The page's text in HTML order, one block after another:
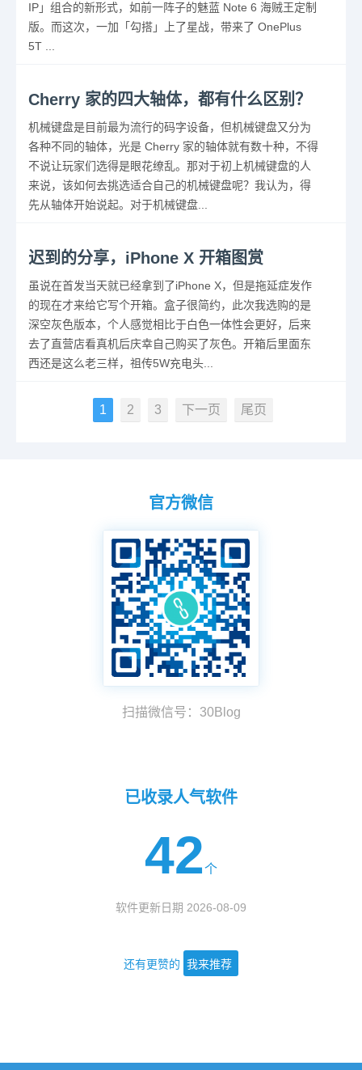
IP」组合的新形式，如前一阵子的魅蓝 Note 6 海贼王定制
版。而这次，一加「勾搭」上了星战，带来了 OnePlus
5T ...
Cherry 家的四大轴体，都有什么区别？
机械键盘是目前最为流行的码字设备，但机械键盘又分为
各种不同的轴体，光是 Cherry 家的轴体就有数十种，不得
不说让玩家们选得是眼花缭乱。那对于初上机械键盘的人
来说，该如何去挑选适合自己的机械键盘呢？我认为，得
先从轴体开始说起。对于机械键盘...
迟到的分享，iPhone X 开箱图赏
虽说在首发当天就已经拿到了iPhone X，但是拖延症发作
的现在才来给它写个开箱。盒子很简约，此次我选购的是
深空灰色版本，个人感觉相比于白色一体性会更好，后来
去了直营店看真机后庆幸自己购买了灰色。开箱后里面东
西还是这么老三样，祖传5W充电头...
1 2 3 下一页 尾页
官方微信
扫描微信号：30Blog
已收录人气软件
42个
软件更新日期 2026-08-09
还有更赞的 我来推荐